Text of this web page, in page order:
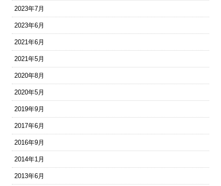
2023年7月
2023年6月
2021年6月
2021年5月
2020年8月
2020年5月
2019年9月
2017年6月
2016年9月
2014年1月
2013年6月